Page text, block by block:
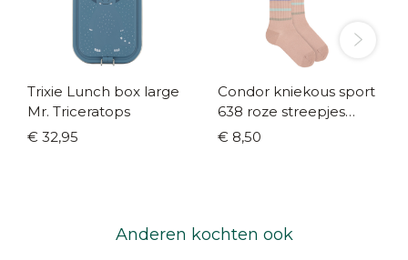
Trixie Lunch box large
Mr. Triceratops
€ 32,95
Condor kniekous sport
638 roze streepjes
(maat 19/22 - 36/39)
€ 8,50
Anderen kochten ook